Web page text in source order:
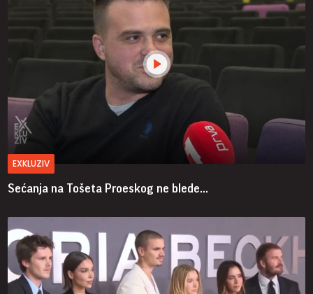
EXKLUZIV
Sećanja na Tošeta Proeskog ne blede...